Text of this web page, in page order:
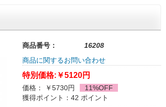
商品番号：
16208
商品に関するお問い合わせ
特別価格: ￥5120円
価格： ￥5730円
11%OFF
獲得ポイント：42 ポイント